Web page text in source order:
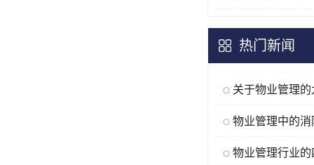
热门新闻